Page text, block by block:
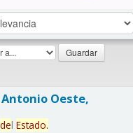
Oeste,
del Estado.